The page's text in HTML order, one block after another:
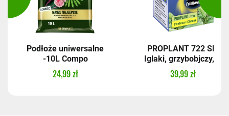
Podłoże uniwersalne
-10L Compo
24,99 zł
PROPLANT 722 SL,
Iglaki, grzybobjczy,...
39,99 zł